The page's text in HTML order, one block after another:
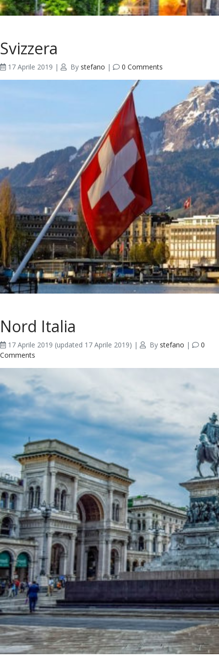
Svizzera
17 Aprile 2019 | By stefano | 0 Comments
Nord Italia
17 Aprile 2019 (updated 17 Aprile 2019) | By stefano |
0
Comments